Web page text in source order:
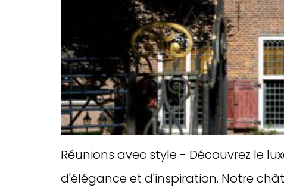
Réunions avec style - Découvrez le
d'élégance et d'inspiration. Notre